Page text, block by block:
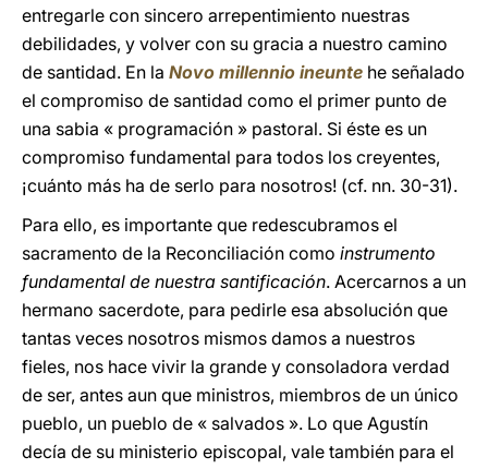
entregarle con sincero arrepentimiento nuestras
debilidades, y volver con su gracia a nuestro camino
de santidad. En la Novo millennio ineunte he señalado
el compromiso de santidad como el primer punto de
una sabia « programación » pastoral. Si éste es un
compromiso fundamental para todos los creyentes,
¡cuánto más ha de serlo para nosotros! (cf. nn. 30-31).
Para ello, es importante que redescubramos el
sacramento de la Reconciliación como instrumento
fundamental de nuestra santificación. Acercarnos a un
hermano sacerdote, para pedirle esa absolución que
tantas veces nosotros mismos damos a nuestros
fieles, nos hace vivir la grande y consoladora verdad
de ser, antes aun que ministros, miembros de un único
pueblo, un pueblo de « salvados ». Lo que Agustín
decía de su ministerio episcopal, vale también para el